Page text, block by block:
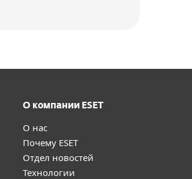
О компании ESET
О нас
Почему ESET
Отдел новостей
Технологии